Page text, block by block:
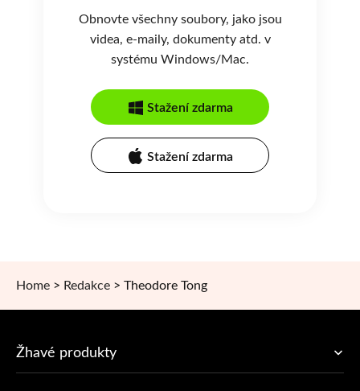
Obnovte všechny soubory, jako jsou
videa, e-maily, dokumenty atd. v
systému Windows/Mac.
Stažení zdarma
Stažení zdarma
Home > Redakce > Theodore Tong
Žhavé produkty